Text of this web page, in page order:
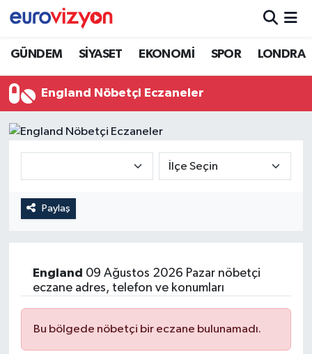
GÜNDEM SİYASET EKONOMİ SPOR LONDRA
England Nöbetçi Eczaneler
Paylaş
England 09 Ağustos 2026 Pazar nöbetçi
eczane adres, telefon ve konumları
Bu bölgede nöbetçi bir eczane bulunamadı.